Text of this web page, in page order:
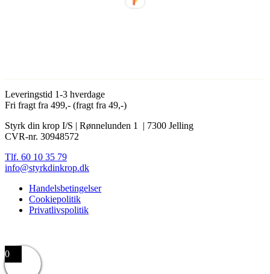
Leveringstid 1-3 hverdage
Fri fragt fra 499,- (fragt fra 49,-)
Styrk din krop I/S | Rønnelunden 1 | 7300 Jelling
CVR-nr. 30948572
Tlf. 60 10 35 79
info@styrkdinkrop.dk
Handelsbetingelser
Cookiepolitik
Privatlivspolitik
0